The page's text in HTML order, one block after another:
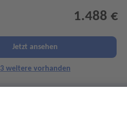
1.488 €
Jetzt ansehen
3 weitere vorhanden